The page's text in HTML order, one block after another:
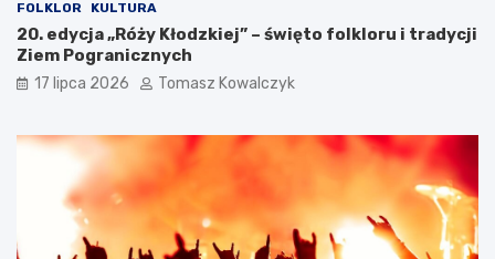
FOLKLOR KULTURA
20. edycja „Róży Kłodzkiej” – święto folkloru i tradycji
Ziem Pogranicznych
17 lipca 2026 Tomasz Kowalczyk